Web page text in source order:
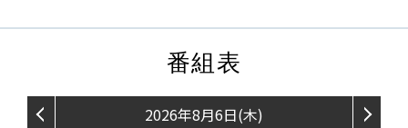
番組表